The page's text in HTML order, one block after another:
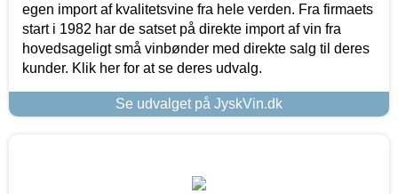
egen import af kvalitetsvine fra hele verden. Fra firmaets
start i 1982 har de satset på direkte import af vin fra
hovedsageligt små vinbønder med direkte salg til deres
kunder. Klik her for at se deres udvalg.
Se udvalget på JyskVin.dk